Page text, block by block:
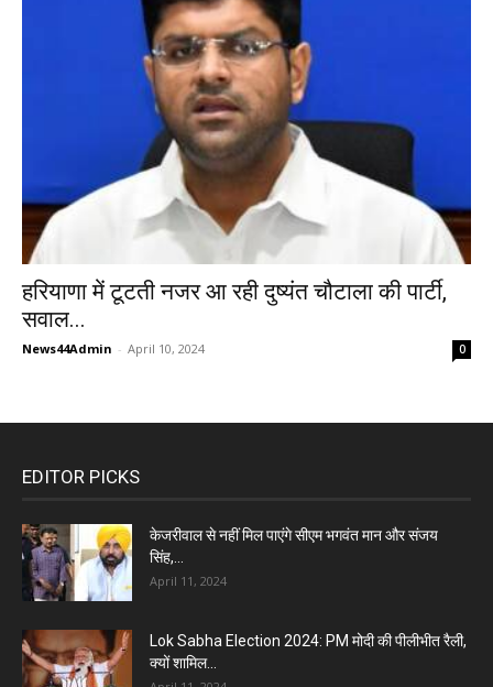
हरियाणा में टूटती नजर आ रही दुष्यंत चौटाला की पार्टी,
सवाल...
News44Admin - April 10, 2024 0
EDITOR PICKS
केजरीवाल से नहीं मिल पाएंगे सीएम भगवंत मान और संजय
सिंह,...
April 11, 2024
Lok Sabha Election 2024: PM मोदी की पीलीभीत रैली,
क्यों शामिल...